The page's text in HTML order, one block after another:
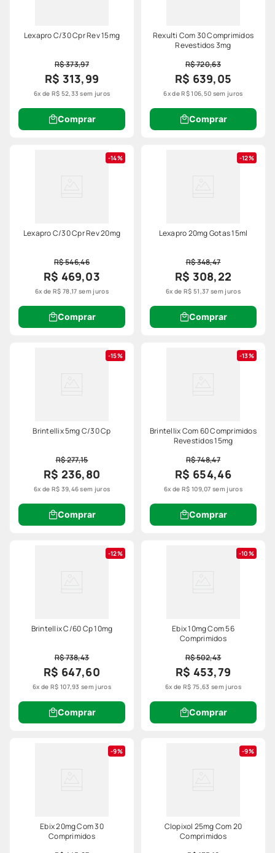
Lexapro C/30 Cpr Rev 15mg
R$ 373,97
R$ 313,99
6x de R$ 52,33 sem juros
Comprar
Rexulti Com 30 Comprimidos
Revestidos 3mg
R$ 720,63
R$ 639,05
6x deR$106,50 sem juros
Comprar
14%
Lexapro C/30 Cpr Rev 20mg
R$ 546,46
R$ 469,03
6x deR$ 78,17 sem juros
Comprar
12%
Lexapro 20mg Gotas 15ml
R$ 348,47
R$ 308,22
6x deR$ 51,37 sem juros
Comprar
15%
Brintellix 5mg C/30 Cp
R$ 277,15
R$ 236,80
6x de R$ 39,46sem juros
Comprar
13%
Brintellix Com 60 Comprimidos
Revestidos 15mg
R$ 748,47
R$ 654,46
6x de R$ 109,07 sem juros
Comprar
12%
Brintellix C/60 Cp 10mg
R$ 738,43
R$ 647,60
6x de R$ 107,93 sem juros
Comprar
10%
Ebix 10mg Com 56
Comprimidos
R$ 502,43
R$ 453,79
6x deR$ 75,63 sem juros
Comprar
9%
Ebix 20mg Com 30
Comprimidos
9%
Clopixol 25mg Com 20
Comprimidos